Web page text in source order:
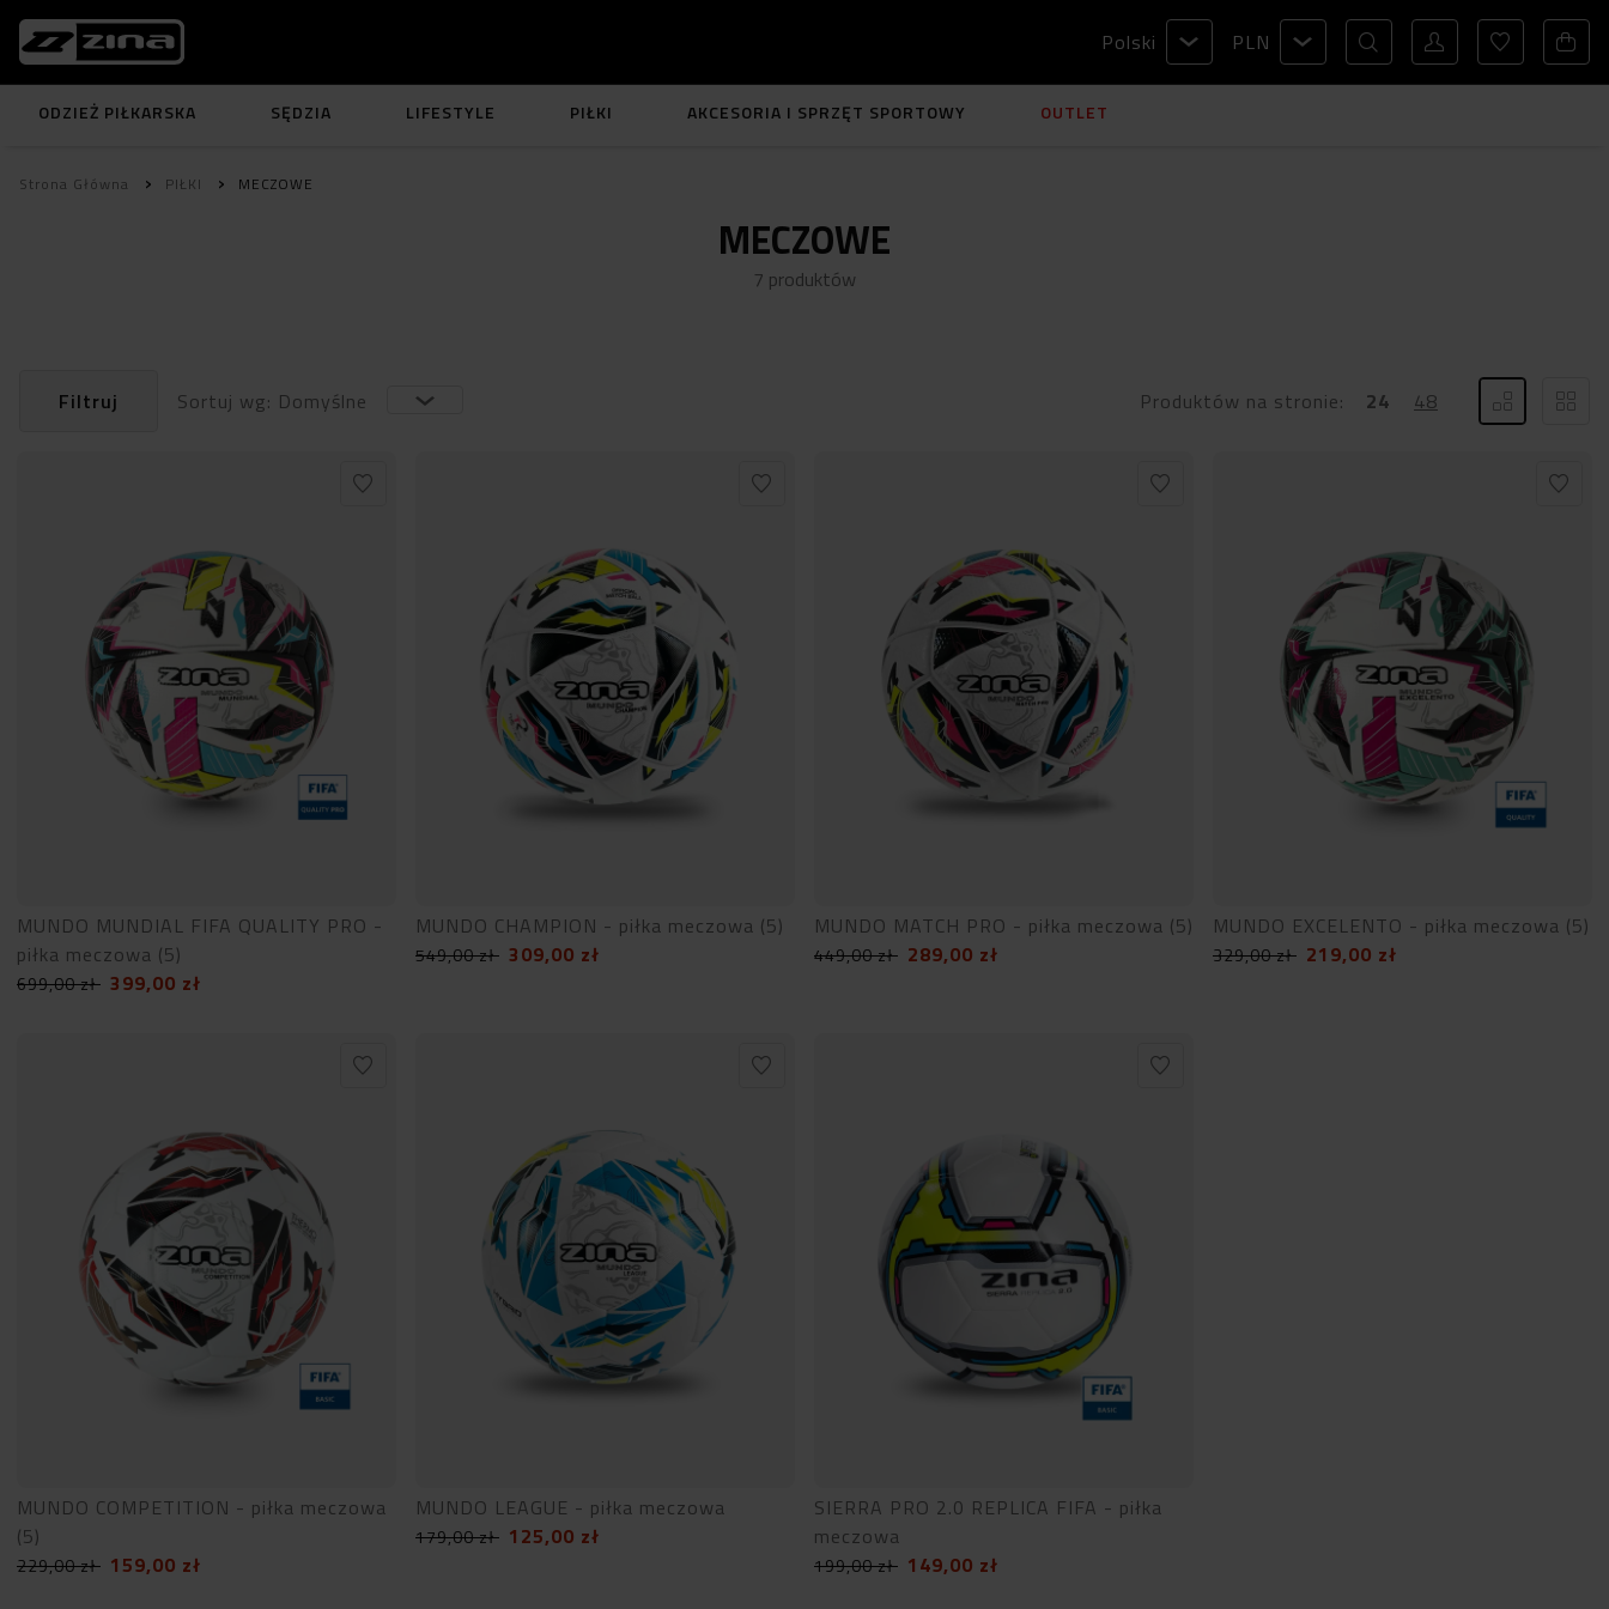
Polski PLN
ODZIEŻ PIŁKARSKA SĘDZIA LIFESTYLE PIŁKI AKCESORIA I SPRZĘT SPORTOWY OUTLET
Strona Główna PIŁKI MECZOWE
MECZOWE
7 produktów
Filtruj Sortuj wg: Domyślne Produktów na stronie: 24 48
MUNDO MUNDIAL FIFA QUALITY PRO -
piłka meczowa (5)
699,00zł 399,00 zł
MUNDO CHAMPION - piłka meczowa (5)
549,00zł 309,00 zł
MUNDO MATCH PRO - piłka meczowa (5)
449,00zł 289,00 zł
MUNDO EXCELENTO - piłka meczowa (5)
329,00zł 219,00 zł
MUNDO COMPETITION - piłka meczowa
(5)
229,00zł 159,00 zł
MUNDO LEAGUE - piłka meczowa
179,00zł 125,00 zł
SIERRA PRO 2.0 REPLICA FIFA - piłka
meczowa
199,00zł 149,00 zł